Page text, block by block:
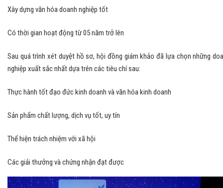
Xây dựng văn hóa doanh nghiệp tốt
Có thời gian hoạt động từ 05 năm trở lên
Sau quá trình xét duyệt hồ sơ, hội đồng giám khảo đã lựa chọn những
nghiệp xuất sắc nhất dựa trên các tiêu chí sau:
Thực hành tốt đạo đức kinh doanh và văn hóa kinh doanh
Sản phẩm chất lượng, dịch vụ tốt, uy tín
Thể hiện trách nhiệm với xã hội
Các giải thưởng và chứng nhận đạt được